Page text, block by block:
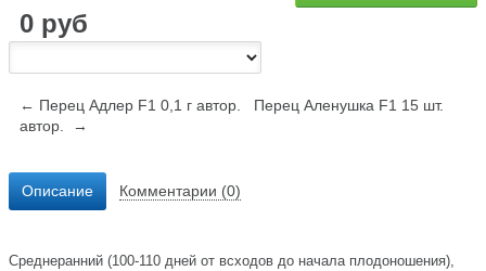
0 руб
← Перец Адлер F1 0,1 г автор.
Перец Аленушка F1 15 шт.
автор. →
Описание Комментарии (0)
Среднеранний (100-110 дней от всходов до начала плодоношения),